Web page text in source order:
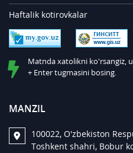
Haftalik kotirovkalar
Matnda xatolikni ko'rsangiz,
+ Enter tugmasini bosing.
MANZIL
100022, O'zbekiston
Toshkent shahri, Bobur